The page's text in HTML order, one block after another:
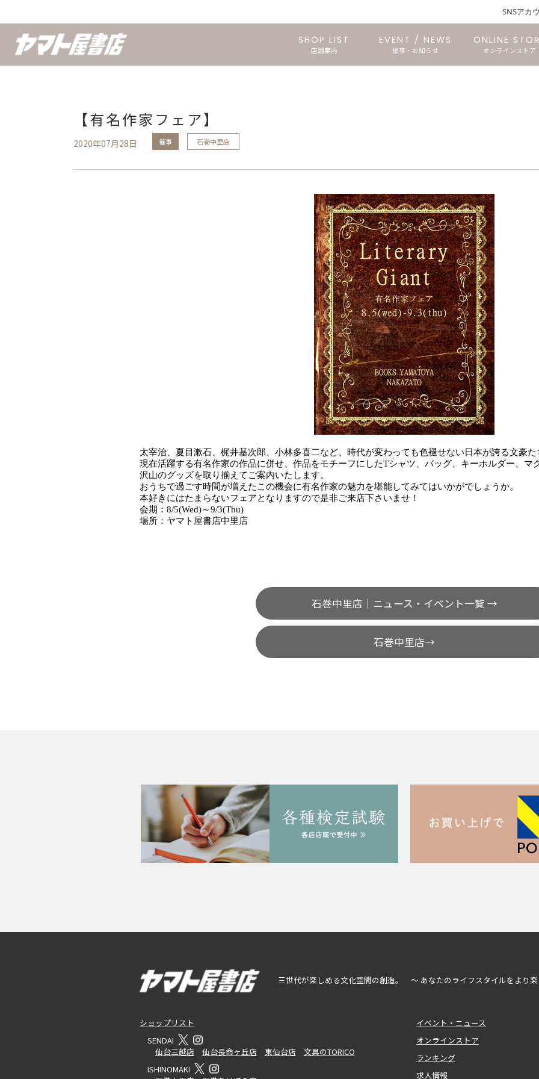
SNSアカ
SHOP LIST
店舗案内
EVENT / NEWS
催事・お知らせ
ONLINE
オンラインストア
【有名作家フェア】
2020年07月28日 催事 石巻中里店
太宰治、 夏目漱石 梶井基次郎 小林多喜二など、
時代が変わっても色褪せない日本が誇る文豪た
現在活躍する有名作家の作品に併せ、作品をモチーフにしたTシャツ、バッグ、キーホルダー、マ
沢山のグッズを取り揃えてご案内いたします。
おうちで過ごす時間が増えたこの機会に有名作家の魅力を堪能してみてはいかがでしょうか。
本好きにはたまらないフェアとなりますので是非ご来店下さいませ！
会期： 8/5(Wed)～9/3(Thu)
場所：ヤマト屋書店中里店
石巻中里店｜ニュース・イベント一覧 →
石巻中里店→
三世代が楽しめる文化空間の創造。 ～ あなたのライフスタイルをより
ショップリスト
SENDAI
仙台三越店
仙台長命ヶ丘店 東仙台店
文具のTORICO
ISHINOMAKI
イベント・ニュース
オンラインストア
ランキング
求人情報